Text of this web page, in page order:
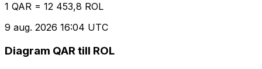
1 QAR = 12 453,8 ROL
9 aug. 2026 16:04 UTC
Diagram QAR till ROL